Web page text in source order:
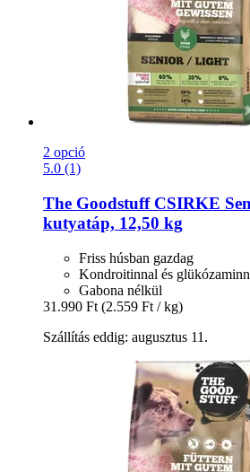
2 opció
5.0 (1)
The GoodstuffCSIRKE
kutyatáp, 12,50 kg
Friss húsban gazdag
Kondroitinnal és
Gabona nélkül
31.990 Ft (2.559 Ft / kg)
Szállítás eddig: augusztus 11.